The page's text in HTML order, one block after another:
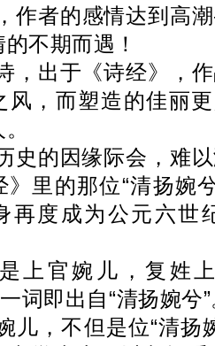
作者的感情达到高
不期而遇！
，出于《诗经》，
风，而塑造的佳丽
史的因缘际会，难
》里的那位“清扬婉
再度成为公元六世
上官婉儿，复姓
词即出自“清扬婉兮
儿，不但是位“清